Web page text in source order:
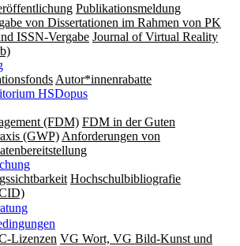
Publikationsmeldung
von Dissertationen im Rahmen von PK
ISSN-Vergabe Journal of Virtual Reality
Autor*innenrabatte
HSDopus
(FDM) FDM in der Guten
(GWP) Anforderungen von
Hochschulbibliografie
Lizenzen VG Wort, VG Bild-Kunst und